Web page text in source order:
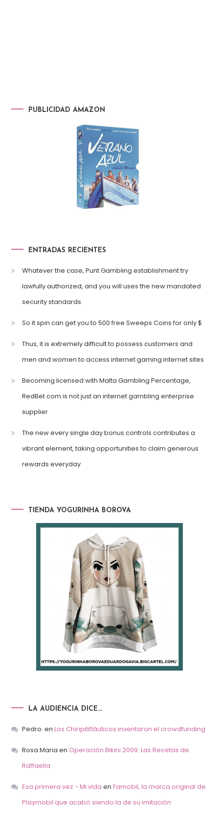
PUBLICIDAD AMAZON
ENTRADAS RECIENTES
Whatever the case, Punt Gambling establishment try
lawfully authorized, and you will uses the new mandated
security standards
So it spin can get you to 500 free Sweeps Coins for only $
Thus, it is extremely difficult to possess customers and
men and women to access internet gaming internet sites
Becoming licensed with Malta Gambling Percentage,
RedBet com is not just an internet gambling enterprise
supplier
The new every single day bonus controls contributes a
vibrant element, taking opportunities to claim generous
rewards everyday
TIENDA YOGURINHA BOROVA
LA AUDIENCIA DICE…
Pedro. en Los Chiripitifláuticos inventaron el crowdfunding
Rosa Maria en Operación Bikini 2009: Las Recetas de
Raffaella
Esa primera vez - Mi vida en Famobil, la marca original de
Playmobil que acabó siendo la de su imitación